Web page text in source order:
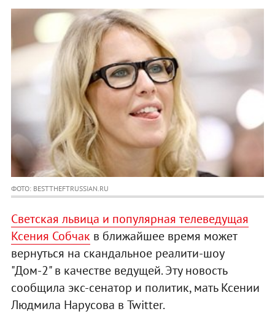
ФОТО: BESTTHEFTRUSSIAN.RU
Светская львица и популярная телеведущая
Ксения Собчак в ближайшее время может
вернуться на скандальное реалити-шоу
"Дом-2" в качестве ведущей. Эту новость
сообщила экс-сенатор и политик, мать Ксении
Людмила Нарусова в Twitter.